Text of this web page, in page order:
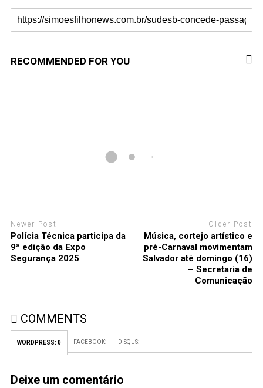
RECOMMENDED FOR YOU
Newer Post
Polícia Técnica participa da
9ª edição da Expo
Segurança 2025
Older Post
Música, cortejo artístico e
pré-Carnaval movimentam
Salvador até domingo (16)
– Secretaria de
Comunicação
COMMENTS
WORDPRESS: 0 FACEBOOK: DISQUS:
Deixe um comentário